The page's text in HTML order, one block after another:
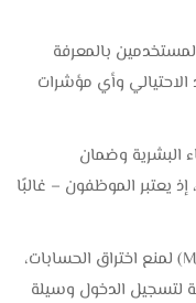
بالمعرفة
الاحتيالي وأي مؤشرات
البشرية وضمان
إذ يعتبر الموظفون – غالبًا
تفعيل المصادقة متعددة العوامل (MFA) لمنع اختراق الحسابات،
لتسجيل الدخول وسيلة